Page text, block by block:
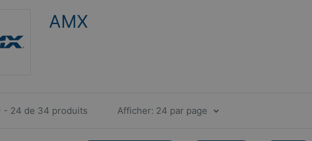
AMX
- 24 de 34 produits Afficher: 24 par page